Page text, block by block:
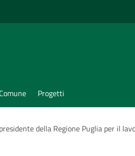
Progetti
della Regione Puglia per il